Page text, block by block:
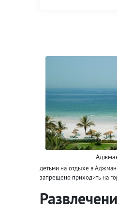
детьми на отдыхе в
запрещено приходить на